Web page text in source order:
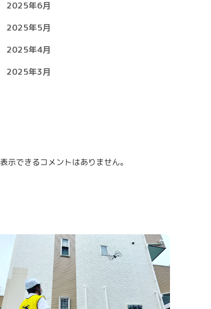
2025年6月
2025年5月
2025年4月
2025年3月
表示できるコメントはありません。